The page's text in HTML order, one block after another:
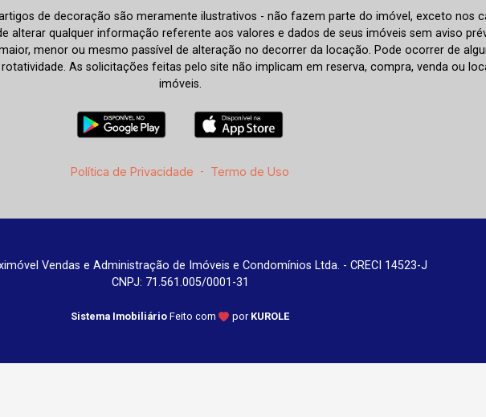
de decoração são meramente ilustrativos - não fazem parte do imóvel, exceto nos
alterar qualquer informação referente aos valores e dados de seus imóveis sem aviso
menor ou mesmo passível de alteração no decorrer da locação. Pode ocorrer de
As solicitações feitas pelo site não implicam em reserva, compra, venda ou
imóveis.
Política de Privacidade - Termo de Uso
Vendas e Administração de Imóveis e Condomínios Ltda. - CRECI 14523-J
CNPJ: 71.561.005/0001-31
Sistema Imobiliário Feito com por KUROLE